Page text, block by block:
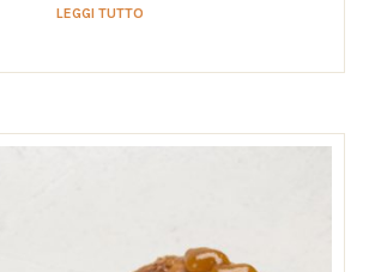
LEGGI TUTTO